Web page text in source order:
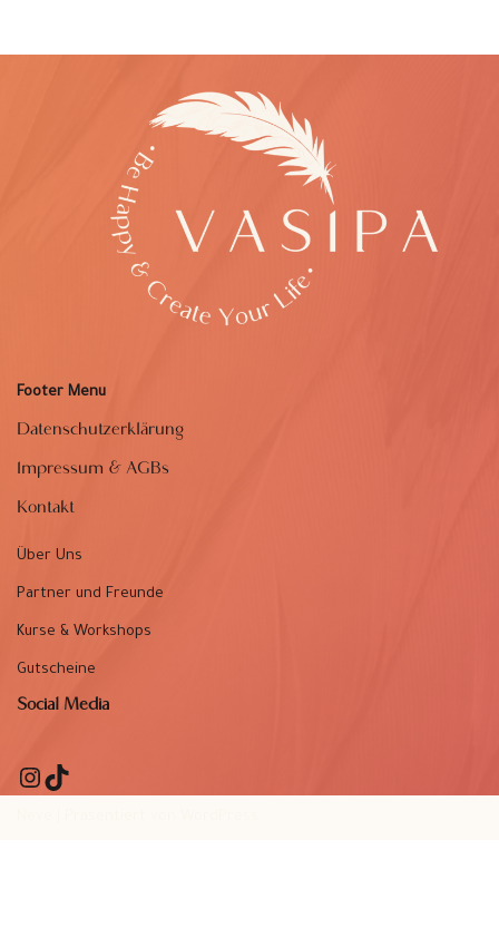
Footer Menu
Datenschutzerklärung
Impressum & AGBs
Kontakt
Über Uns
Partner und Freunde
Kurse & Workshops
Gutscheine
Social Media